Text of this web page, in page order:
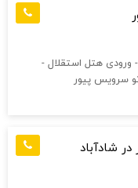
ورودی هتل استقلال -
سرویس پیور
شادآباد